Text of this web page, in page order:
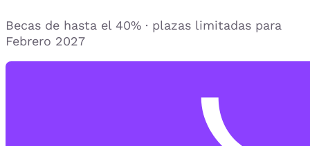
Becas de hasta el 40% · plazas limitadas para
Febrero 2027